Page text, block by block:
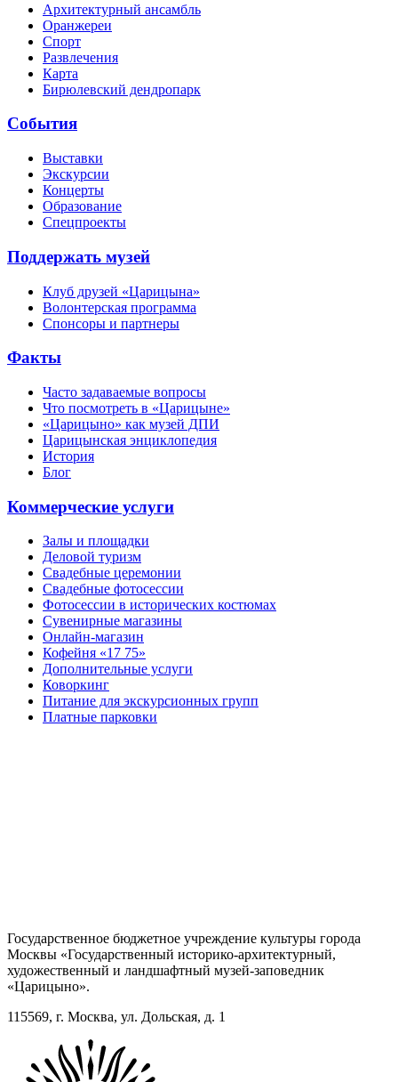
Архитектурный ансамбль
Оранжереи
Спорт
Развлечения
Карта
Бирюлевский дендропарк
События
Выставки
Экскурсии
Концерты
Образование
Спецпроекты
Поддержать музей
Клуб друзей «Царицына»
Волонтерская программа
Спонсоры и партнеры
Факты
Часто задаваемые вопросы
Что посмотреть в «Царицыне»
«Царицыно» как музей ДПИ
Царицынская энциклопедия
История
Блог
Коммерческие услуги
Залы и площадки
Деловой туризм
Свадебные церемонии
Свадебные фотосессии
Фотосессии в исторических костюмах
Сувенирные магазины
Онлайн-магазин
Кофейня «17 75»
Дополнительные услуги
Коворкинг
Питание для экскурсионных групп
Платные парковки
Государственное бюджетное учреждение культуры города
Москвы «Государственный историко-архитектурный,
художественный и ландшафтный музей-заповедник
«Царицыно».
115569, г. Москва, ул. Дольская, д. 1